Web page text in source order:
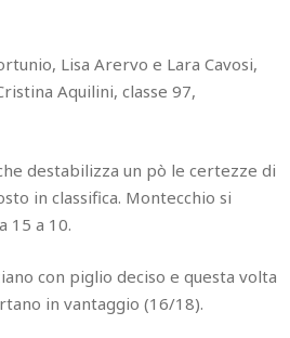
Lisa Arervo e Lara Cavosi,
Aquilini, classe 97,
destabilizza un pò le certezze di
in classifica. Montecchio si
15 a 10.
con piglio deciso e questa volta
in vantaggio (16/18).